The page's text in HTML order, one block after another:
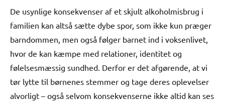
De usynlige konsekvenser af et skjult alkoholmisbrug i
familien kan altså sætte dybe spor, som ikke kun præger
barndommen, men også følger barnet ind i voksenlivet,
hvor de kan kæmpe med relationer, identitet og
følelsesmæssig sundhed. Derfor er det afgørende, at vi
tør lytte til børnenes stemmer og tage deres oplevelser
alvorligt – også selvom konsekvenserne ikke altid kan ses